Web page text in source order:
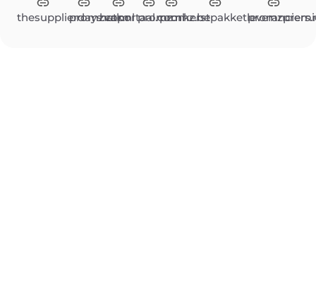
thesupplierdays.com
promzvak.nl
hetportaal.com
promz.nl
promz.be